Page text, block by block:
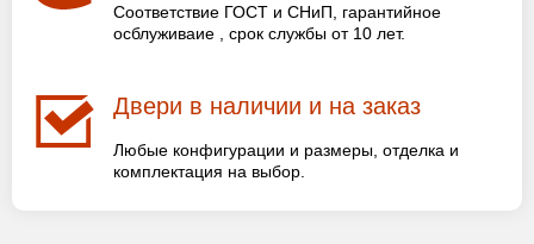
Соответствие ГОСТ и СНиП, гарантийное
осблуживаие , срок службы от 10 лет.
Двери в наличии и на заказ
Любые конфигурации и размеры, отделка и
комплектация на выбор.